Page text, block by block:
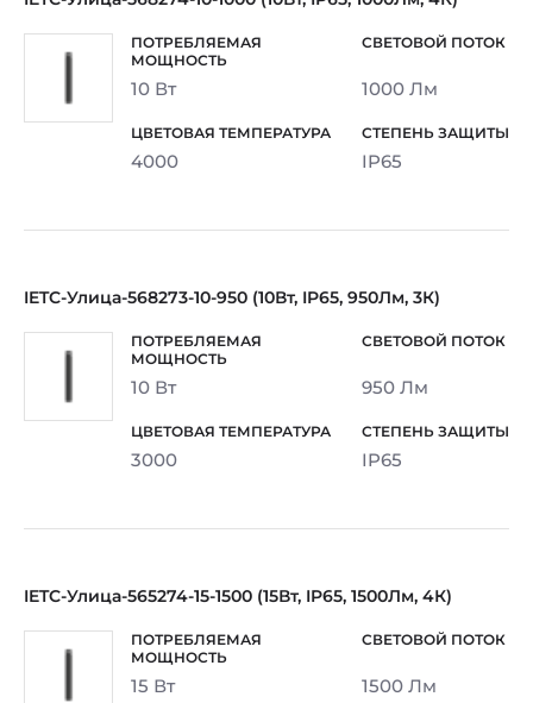
10 Вт 1000 Лм
4000 IP65
IETC-Улица-568273-10-950 (10Вт, IP65, 950Лм, 3К)
10 Вт 950 Лм
3000 IP65
IETC-Улица-565274-15-1500 (15Вт, IP65, 1500Лм, 4К)
15 Вт 1500 Лм